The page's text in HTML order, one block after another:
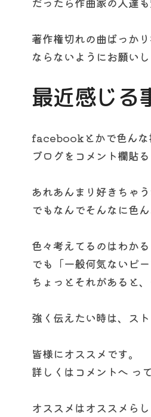
著作権切れの曲ばっか
ならないようにお願いし
最近感じる
facebookとかで色んな
ブログをコメント欄貼
あれあんまり好きちゃ
でもなんでそんなに色
色々考えてるのはわかる
でも「一般何気ないピ
ちょっとそれがあると
強く伝えたい時は、ス
皆様にオススメです。
詳しくはコメントへ っ
オススメはオススメら